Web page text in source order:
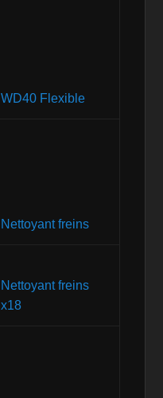
WD40 Flexible
Nettoyant freins
Nettoyant freins
x18